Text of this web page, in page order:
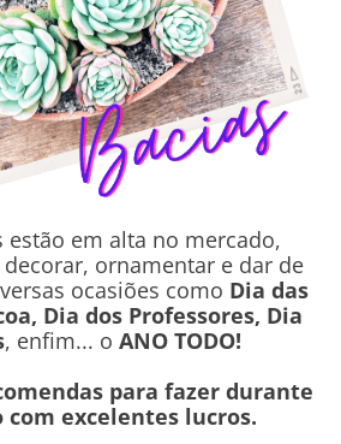
estão em alta no mercado,
ornamentar e dar de
ocasiões como Dia das
Dia dos Professores, Dia
, enfim... o ANO TODO!
para fazer durante
com excelentes lucros.